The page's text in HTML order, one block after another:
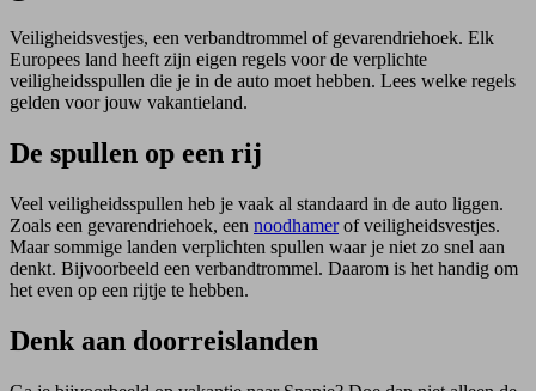
Veiligheidsvestjes, een verbandtrommel of gevarendriehoek. Elk
Europees land heeft zijn eigen regels voor de verplichte
veiligheidsspullen die je in de auto moet hebben. Lees welke regels
gelden voor jouw vakantieland.
De spullen op een rij
Veel veiligheidsspullen heb je vaak al standaard in de auto liggen.
Zoals een gevarendriehoek, een noodhamerof veiligheidsvestjes.
Maar sommige landen verplichten spullen waar je niet zo snel aan
denkt. Bijvoorbeeld een verbandtrommel. Daarom is het handig om
het even op een rijtje te hebben.
Denk aan doorreislanden